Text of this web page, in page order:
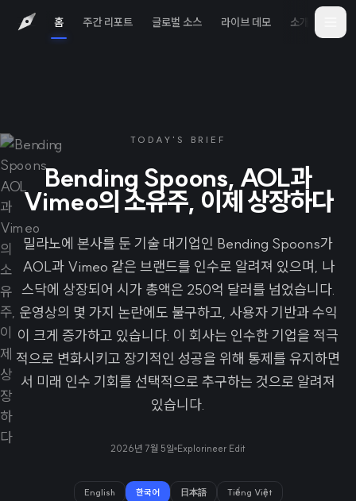
홈 주간 리포트 글로벌 소스 라이브 데모 소개
TODAY'S BRIEF
Bending Spoons, AOL과
Vimeo의 소유주, 이제 상장하다
밀라노에 본사를 둔 기술 대기업인 Bending Spoons가
AOL과 Vimeo 같은 브랜드를 인수로 알려져 있으며, 나
스닥에 상장되어 시가 총액은 250억 달러를 넘었습니다.
운영상의 몇 가지 논란에도 불구하고, 사용자 기반과 수익
이 크게 증가하고 있습니다. 이 회사는 인수한 기업을 적극
적으로 변화시키고 장기적인 성공을 위해 통제를 유지하면
서 미래 인수 기회를 선택적으로 추구하는 것으로 알려져
있습니다.
2026년 7월 5일 Explorineer Edit
English 한국어 日本語 Tiếng Việt